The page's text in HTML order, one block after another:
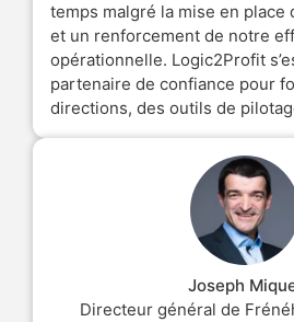
temps malgré la mise en place
et un renforcement de notre
opérationnelle. Logic2Profit
partenaire de confiance pour
directions, des outils de
Joseph
Directeur général de